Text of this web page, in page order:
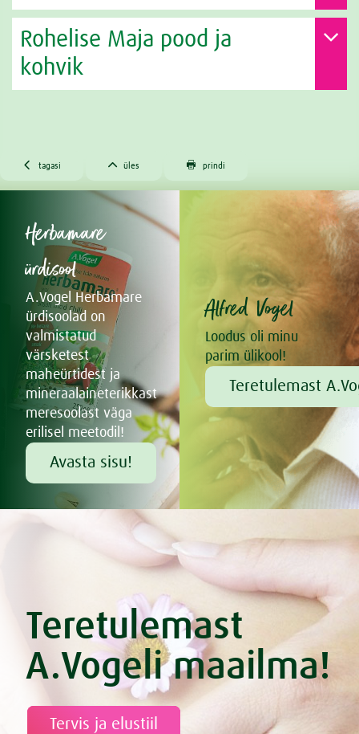
Rohelise Maja pood ja
kohvik
 tagasi  üles  prindi
Herbamare
ürdisool
A.Vogel Herbamare
ürdisoolad on
valmistatud
värsketest
maheürtidest ja
mineraalaineterikkast
meresoolast väga
erilisel meetodil!
Avasta sisu!
Alfred Vogel
Loodus oli minu
parim ülikool!
Teretulemast
Teretulemast
A.Vogeli maailma!
Tervis ja elustiil